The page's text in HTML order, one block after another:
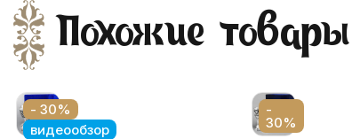
Похожие товары
- 30%
видеообзор
-
30%